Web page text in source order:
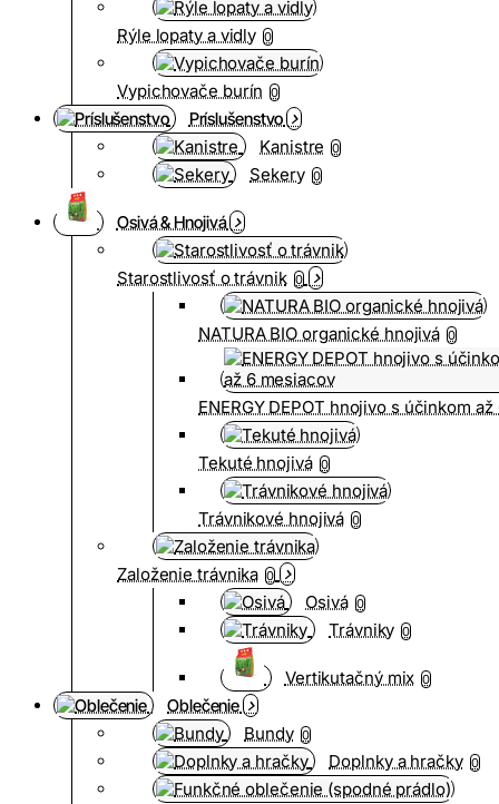
Rýle lopaty a vidly 0
Vypichovače burín 0
Príslušenstvo
Kanistre 0
Sekery 0
Osivá & Hnojivá
Starostlivosť o trávnik 0
NATURA BIO organické hnojivá 0
ENERGY DEPOT hnojivo s účinkom
Tekuté hnojivá 0
Trávnikové hnojivá 0
Založenie trávnika 0
Osivá 0
Trávniky 0
Vertikutačný mix 0
Oblečenie
Bundy 0
Doplnky a hračky 0